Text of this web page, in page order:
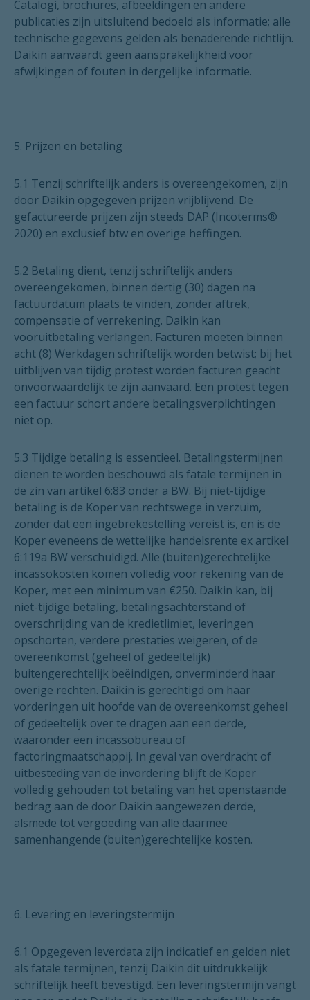
Catalogi, brochures, afbeeldingen en andere
publicaties zijn uitsluitend bedoeld als informatie; alle
technische gegevens gelden als benaderende richtlijn.
Daikin aanvaardt geen aansprakelijkheid voor
afwijkingen of fouten in dergelijke informatie.
5. Prijzen en betaling
5.1 Tenzij schriftelijk anders is overeengekomen, zijn
door Daikin opgegeven prijzen vrijblijvend. De
gefactureerde prijzen zijn steeds DAP (Incoterms®
2020) en exclusief btw en overige heffingen.
5.2 Betaling dient, tenzij schriftelijk anders
overeengekomen, binnen dertig (30) dagen na
factuurdatum plaats te vinden, zonder aftrek,
compensatie of verrekening. Daikin kan
vooruitbetaling verlangen. Facturen moeten binnen
acht (8) Werkdagen schriftelijk worden betwist; bij het
uitblijven van tijdig protest worden facturen geacht
onvoorwaardelijk te zijn aanvaard. Een protest tegen
een factuur schort andere betalingsverplichtingen
niet op.
5.3 Tijdige betaling is essentieel. Betalingstermijnen
dienen te worden beschouwd als fatale termijnen in
de zin van artikel 6:83 onder a BW. Bij niet-tijdige
betaling is de Koper van rechtswege in verzuim,
zonder dat een ingebrekestelling vereist is, en is de
Koper eveneens de wettelijke handelsrente ex artikel
6:119a BW verschuldigd. Alle (buiten)gerechtelijke
incassokosten komen volledig voor rekening van de
Koper, met een minimum van €250. Daikin kan, bij
niet-tijdige betaling, betalingsachterstand of
overschrijding van de kredietlimiet, leveringen
opschorten, verdere prestaties weigeren, of de
overeenkomst (geheel of gedeeltelijk)
buitengerechtelijk beëindigen, onverminderd haar
overige rechten. Daikin is gerechtigd om haar
vorderingen uit hoofde van de overeenkomst geheel
of gedeeltelijk over te dragen aan een derde,
waaronder een incassobureau of
factoringmaatschappij. In geval van overdracht of
uitbesteding van de invordering blijft de Koper
volledig gehouden tot betaling van het openstaande
bedrag aan de door Daikin aangewezen derde,
alsmede tot vergoeding van alle daarmee
samenhangende (buiten)gerechtelijke kosten.
6. Levering en leveringstermijn
6.1 Opgegeven leverdata zijn indicatief en gelden niet
als fatale termijnen, tenzij Daikin dit uitdrukkelijk
schriftelijk heeft bevestigd. Een leveringstermijn vangt